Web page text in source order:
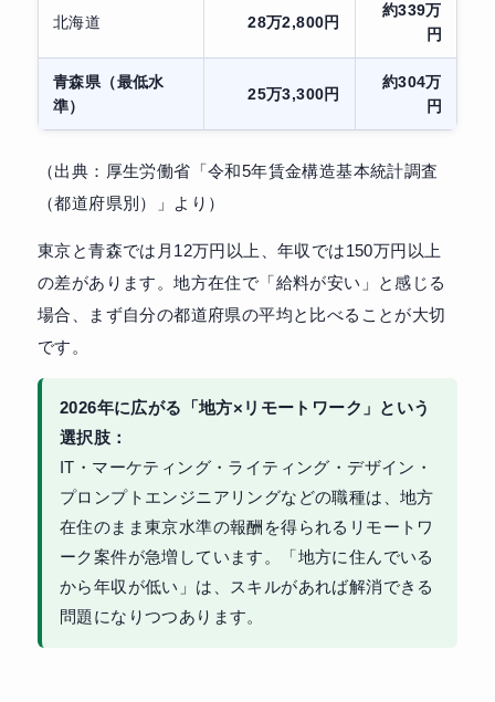
北海道 28万2,800円
約339万
円
青森県（最低水
準）
25万3,300円
約304万
円
（出典：厚生労働省「令和5年賃金構造基本統計調査
（都道府県別）」より）
東京と青森では月12万円以上、年収では150万円以上
の差があります。地方在住で「給料が安い」と感じる
場合、まず自分の都道府県の平均と比べることが大切
です。
2026年に広がる「地方×リモートワーク」という
選択肢：
IT・マーケティング・ライティング・デザイン・
プロンプトエンジニアリングなどの職種は、地方
在住のまま東京水準の報酬を得られるリモートワ
ーク案件が急増しています。「地方に住んでいる
から年収が低い」は、スキルがあれば解消できる
問題になりつつあります。